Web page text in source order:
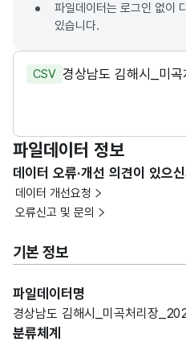
파일데이터는 로그인 없이
있습니다.
CSV 경상남도 김해시_미곡
파일데이터 정보
데이터 오류·개선 의견이 있으
데이터 개선요청
오류신고 및 문의
기본 정보
파일데이터명
경상남도 김해시_미곡처리장
분류체계